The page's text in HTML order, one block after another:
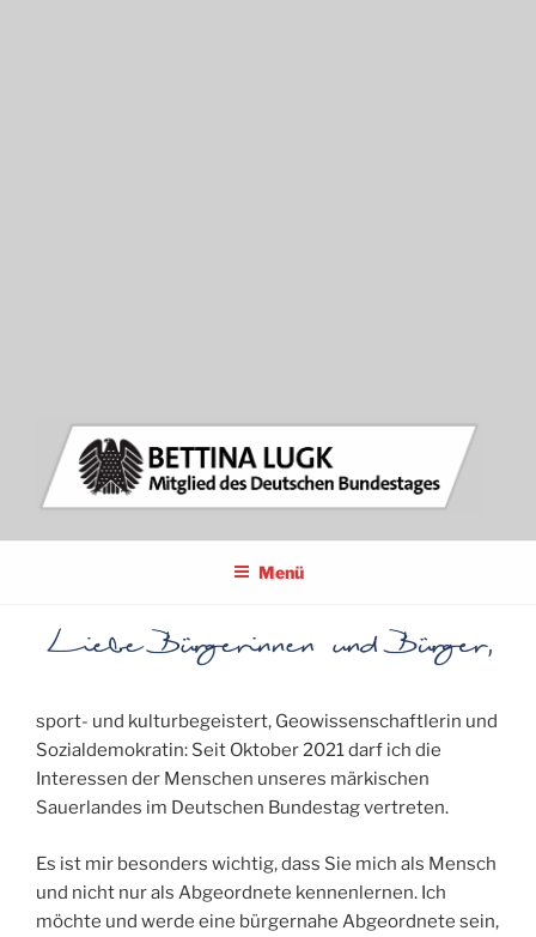
BETTINA LUGK
MITGLIED DES DEUTSCHEN BUNDESTAGES
Menü
sport- und kulturbegeistert, Geowissenschaftlerin und
Sozialdemokratin: Seit Oktober 2021 darf ich die
Interessen der Menschen unseres märkischen
Sauerlandes im Deutschen Bundestag vertreten.
Es ist mir besonders wichtig, dass Sie mich als Mensch
und nicht nur als Abgeordnete kennenlernen. Ich
möchte und werde eine bürgernahe Abgeordnete sein,